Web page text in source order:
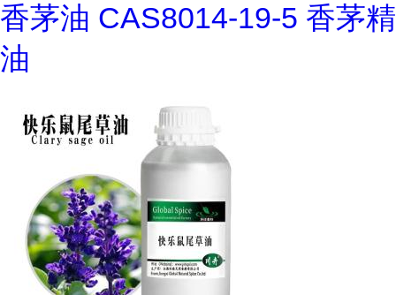
香茅油 CAS8014-19-5 香茅精
油